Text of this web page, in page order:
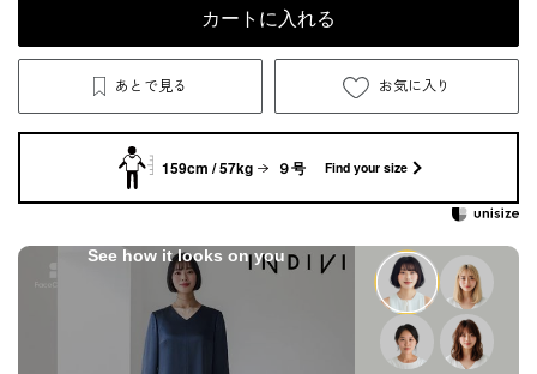
カートに入れる
あとで見る お気に入り
159cm / 57kg ９号 Find your size
See how it looks on you